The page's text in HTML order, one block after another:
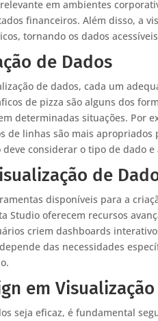
em ambientes
financeiros. Além disso, a
tornando os dados
de Dados
de dados, cada um
de pizza são alguns dos
determinadas situações. Por
de linhas são mais
considerar o tipo de dado
de
disponíveis para a
Studio oferecem recursos
criem dashboards
das necessidades
em
seja eficaz, é fundamental